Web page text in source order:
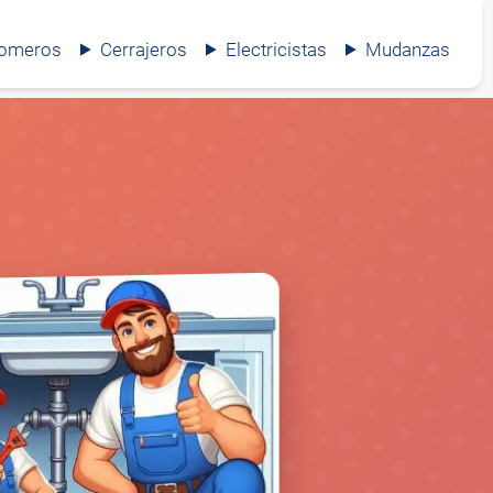
Cerrajeros Electricistas Mudanzas
🚰